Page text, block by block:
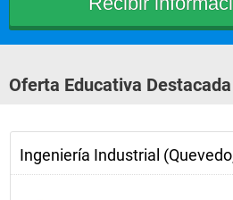
Oferta Educativa Destacada
Ingeniería Industrial